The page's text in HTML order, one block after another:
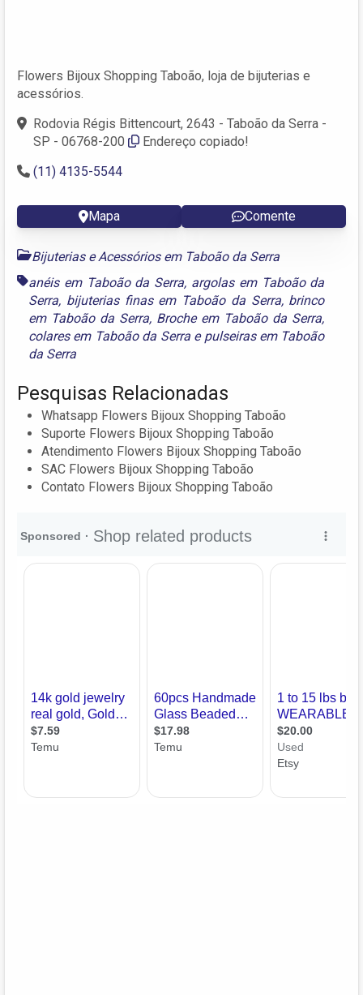
Flowers Bijoux Shopping Taboão, loja de bijuterias e
acessórios.
Rodovia Régis Bittencourt, 2643 - Taboão da Serra -
SP - 06768-200
Endereço copiado!
(11) 4135-5544
Mapa Comente
Bijuterias e Acessórios em Taboão da Serra
anéis em Taboão da Serra, argolas em Taboão da
Serra, bijuterias finas em Taboão da Serra, brinco
em Taboão da Serra, Broche em Taboão da Serra,
colares em Taboão da Serrae pulseiras em Taboão
da Serra
Pesquisas Relacionadas
Whatsapp Flowers Bijoux Shopping Taboão
Suporte Flowers Bijoux Shopping Taboão
Atendimento Flowers Bijoux Shopping Taboão
SAC Flowers Bijoux Shopping Taboão
Contato Flowers Bijoux Shopping Taboão